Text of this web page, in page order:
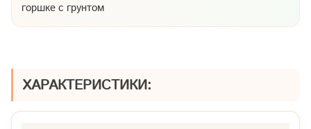
горшке с грунтом
ХАРАКТЕРИСТИКИ: